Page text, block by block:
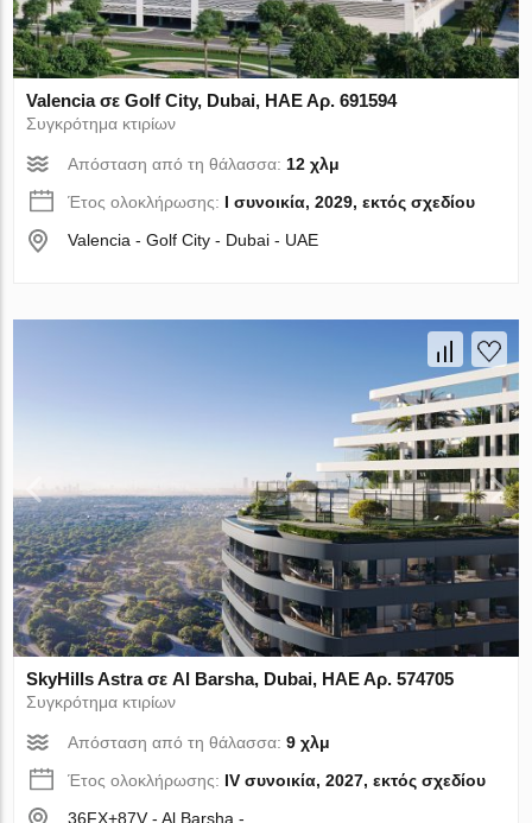
Valencia σε Golf City, Dubai, ΗΑΕ Αρ. 691594
Συγκρότημα κτιρίων
Απόσταση από τη θάλασσα:12 χλμ
Έτος ολοκλήρωσης: I συνοικία, 2029, εκτός σχεδίου
Valencia - Golf City - Dubai - UAE
SkyHills Astra σε Al Barsha, Dubai, ΗΑΕ Αρ. 574705
Συγκρότημα κτιρίων
Απόσταση από τη θάλασσα:9 χλμ
Έτος ολοκλήρωσης: IV συνοικία, 2027, εκτός σχεδίου
36FX+87V - Al Barsha -